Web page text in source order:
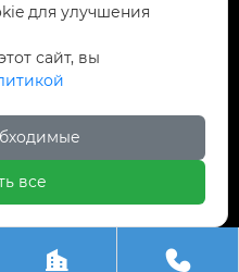
Мэйигао Электро
 
для улучшения
сайт, вы
все